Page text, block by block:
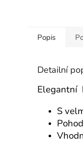
Popis
Detailní
Elegantní
S